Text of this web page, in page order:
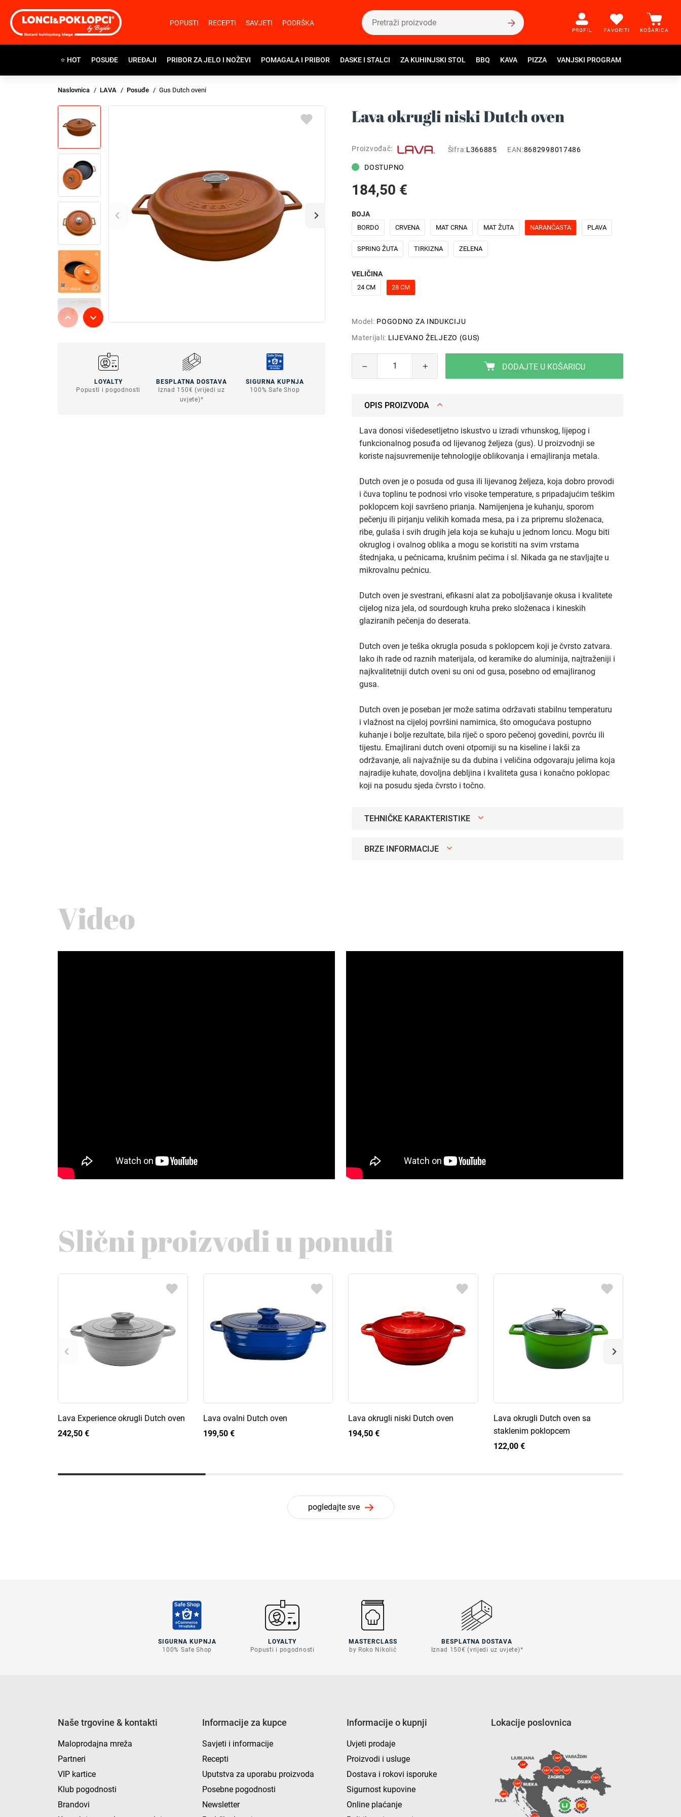
POPUSTI RECEPTI SAVJETI PODRŠKA
PROFIL FAVORITI KOŠARICA
⭐ HOT POSUĐE UREĐAJI PRIBOR ZA JELO I NOŽEVI POMAGALA I PRIBOR DASKE I STALCI ZA KUHINJSKI STOL BBQ KAVA PIZZA VANJSKI PROGRAM
Naslovnica LAVA Posuđe Gus Dutch oveni
LOYALTY
Popusti i pogodnosti
BESPLATNA DOSTAVA
Iznad 150€ (vrijedi uz
uvjete)*
SIGURNA KUPNJA
100% Safe Shop
Lava okrugli niski Dutch oven
Proizvođač: Šifra:L366885 EAN:8682998017486
DOSTUPNO
184,50 €
BOJA
BORDO CRVENA MAT CRNA MAT ŽUTA NARANČASTA PLAVA
SPRING ŽUTA TIRKIZNA ZELENA
VELIČINA
24 CM 28 CM
Model: POGODNO ZA INDUKCIJU
Materijali: LIJEVANO ŽELJEZO (GUS)
DODAJTE U KOŠARICU
OPIS PROIZVODA
Lava donosi višedesetljetno iskustvo u izradi vrhunskog, lijepog i
funkcionalnog posuđa od lijevanog željeza (gus). U proizvodnji se
koriste najsuvremenije tehnologije oblikovanja i emajliranja metala.
Dutch oven je o posuda od gusa ili lijevanog željeza, koja dobro provodi
i čuva toplinu te podnosi vrlo visoke temperature, s pripadajućim teškim
poklopcem koji savršeno prianja. Namijenjena je kuhanju, sporom
pečenju ili pirjanju velikih komada mesa, pa i za pripremu složenaca,
ribe, gulaša i svih drugih jela koja se kuhaju u jednom loncu. Mogu biti
okruglog i ovalnog oblika a mogu se koristiti na svim vrstama
štednjaka, u pećnicama, krušnim pećima i sl. Nikada ga ne stavljajte u
mikrovalnu pećnicu.
Dutch oven je svestrani, efikasni alat za poboljšavanje okusa i kvalitete
cijelog niza jela, od sourdough kruha preko složenaca i kineskih
glaziranih pečenja do deserata.
Dutch oven je teška okrugla posuda s poklopcem koji je čvrsto zatvara.
Iako ih rade od raznih materijala, od keramike do aluminija, najtraženiji i
najkvalitetniji dutch oveni su oni od gusa, posebno od emajliranog
gusa.
Dutch oven je poseban jer može satima održavati stabilnu temperaturu
i vlažnost na cijeloj površini namirnica, što omogućava postupno
kuhanje i bolje rezultate, bila riječ o sporo pečenoj govedini, povrću ili
tijestu. Emajlirani dutch oveni otporniji su na kiseline i lakši za
održavanje, ali najvažnije su da dubina i veličina odgovaraju jelima koja
najradije kuhate, dovoljna debljina i kvaliteta gusa i konačno poklopac
koji na posudu sjeda čvrsto i točno.
TEHNIČKE KARAKTERISTIKE
BRZE INFORMACIJE
Video
Slični proizvodi u ponudi
Lava Experience okrugli Dutch oven
242,50 €
Lava ovalni Dutch oven
199,50 €
Lava okrugli niski Dutch oven
194,50 €
Lava okrugli Dutch oven sa
staklenim poklopcem
122,00 €
pogledajte sve
SIGURNA KUPNJA
100% Safe Shop
LOYALTY
Popusti i pogodnosti
MASTERCLASS
by Roko Nikolić
BESPLATNA DOSTAVA
Iznad 150€ (vrijedi uz uvjete)*
Naše trgovine & kontakti
Maloprodajna mreža
Partneri
VIP kartice
Klub pogodnosti
Brandovi
Informacije za kupce
Savjeti i informacije
Recepti
Uputstva za uporabu proizvoda
Posebne pogodnosti
Newsletter
Informacije o kupnji
Uvjeti prodaje
Proizvodi i usluge
Dostava i rokovi isporuke
Sigurnost kupovine
Online plaćanje
Lokacije poslovnica